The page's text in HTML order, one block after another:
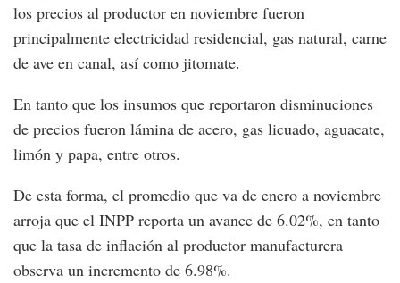
los precios al productor en noviembre fueron
principalmente electricidad residencial, gas natural, carne
de ave en canal, así como jitomate.
En tanto que los insumos que reportaron disminuciones
de precios fueron lámina de acero, gas licuado, aguacate,
limón y papa, entre otros.
De esta forma, el promedio que va de enero a noviembre
arroja que el INPP reporta un avance de 6.02%, en tanto
que la tasa de inflación al productor manufacturera
observa un incremento de 6.98%.